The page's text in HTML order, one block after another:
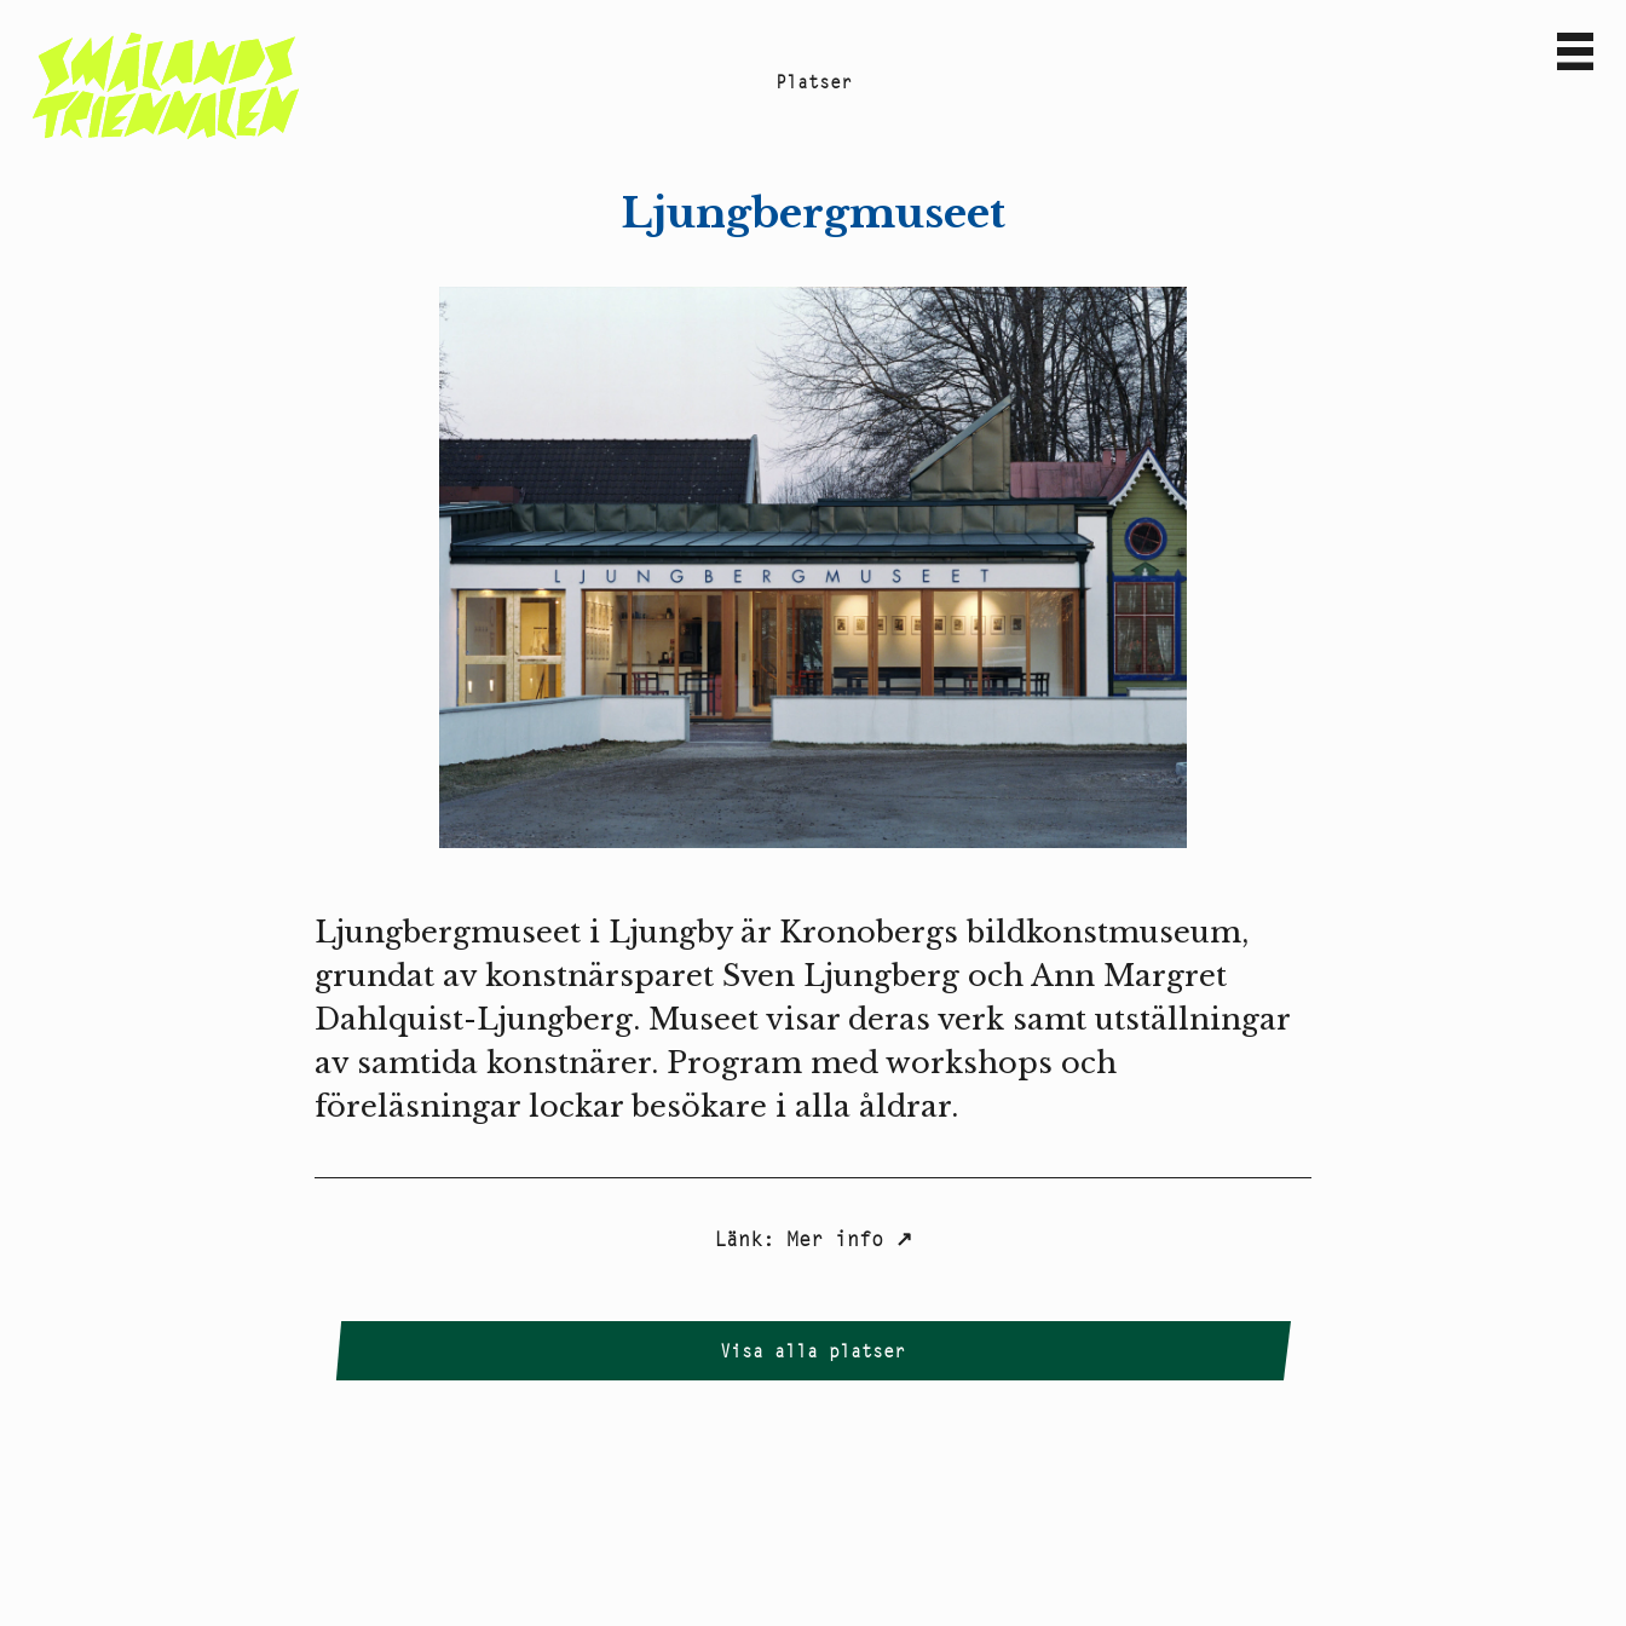
Pl atser
Ljungbergmuseet
Ljungbergmuseet i Ljungby är Kronobergs bildkonstmuseum,
grundat av konstnärsparet Sven Ljungberg och Ann Margret
Dahlquist-Ljungberg. Museet visar deras verk samt utställningar
av samtida konstnärer. Program med workshops och
föreläsningar lockar besökare i alla åldrar.
Länk: Mer info↗
Visa alla platser